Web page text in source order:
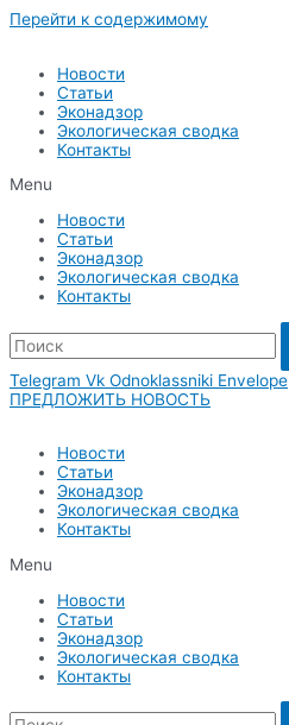
Перейти к содержимому
Новости
Статьи
Эконадзор
Экологическая сводка
Контакты
Menu
Новости
Статьи
Эконадзор
Экологическая сводка
Контакты
Telegram Vk Odnoklassniki Envelope
ПРЕДЛОЖИТЬ НОВОСТЬ
Новости
Статьи
Эконадзор
Экологическая сводка
Контакты
Menu
Новости
Статьи
Эконадзор
Экологическая сводка
Контакты